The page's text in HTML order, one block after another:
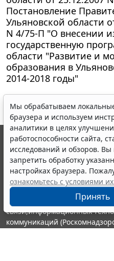
Постановление
Ульяновской области
N 4/75-П "О внесении
государственную
области "Развитие и
образования в
2014-2018 годы"
Мы обрабатываем
браузера и используем
аналитики в целях
работоспособности сайта,
исследований и обзоров.
запретить обработку
настройках браузера.
ознакомьтесь с условиями
Принять
© ООО "НПП "ГАРАНТ-
выпускается с 1990 года.
являются участниками
информации ГАРАНТ.
Портал ГАРАНТ.РУ
издания Федеральной
связи,информационных
коммуникаций